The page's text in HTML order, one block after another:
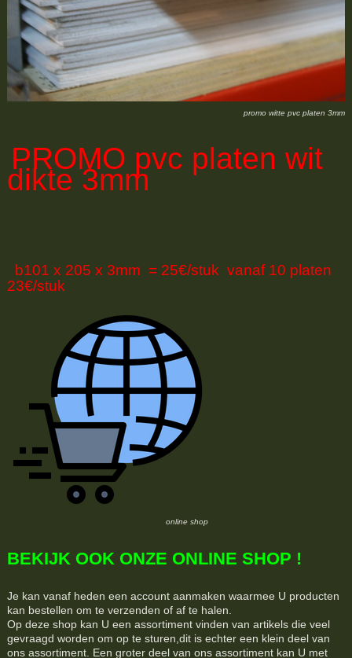
promo witte pvc platen 3mm
PROMO pvc platen wit
dikte 3mm
b101 x 205 x 3mm = 25€/stuk vanaf 10 platen
23€/stuk
online shop
BEKIJK OOK ONZE ONLINE SHOP !
Je kan vanaf heden een account aanmaken waarmee U producten
kan bestellen om te verzenden of af te halen.
Op deze shop kan U een assortiment vinden van artikels die veel
gevraagd worden om op te sturen,dit is echter een klein deel van
ons assortiment. Een groter deel van ons assortiment kan U met